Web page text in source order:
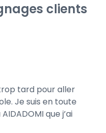
clients
tard pour aller
Je suis en toute
que j’ai